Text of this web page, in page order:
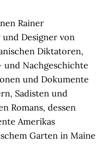
Rainer
Designer von
Diktatoren,
und Nachgeschichte
und Dokumente
Sadisten und
Romans, dessen
Amerikas
Garten in Maine